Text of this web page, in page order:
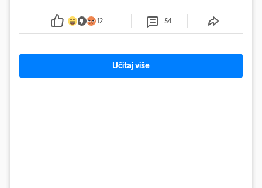
ga uhitili, a psa je preuzeo komunalni redar
12 54
Učitaj više